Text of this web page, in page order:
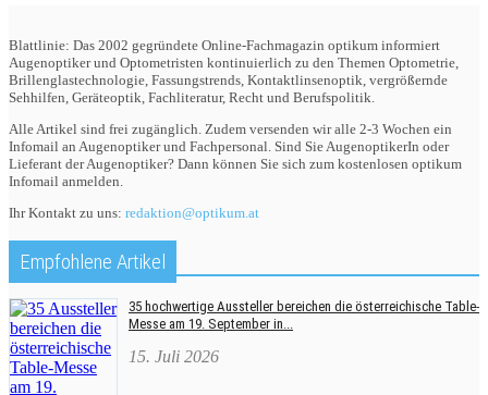
Blattlinie: Das 2002 gegründete Online-Fachmagazin optikum informiert
Augenoptiker und Optometristen kontinuierlich zu den Themen Optometrie,
Brillenglastechnologie, Fassungstrends, Kontaktlinsenoptik, vergrößernde
Sehhilfen, Geräteoptik, Fachliteratur, Recht und Berufspolitik.
Alle Artikel sind frei zugänglich. Zudem versenden wir alle 2-3 Wochen ein
Infomail an Augenoptiker und Fachpersonal. Sind Sie AugenoptikerIn oder
Lieferant der Augenoptiker? Dann können Sie sich zum kostenlosen optikum
Infomail anmelden.
Ihr Kontakt zu uns: redaktion@optikum.at
Empfohlene Artikel
35 hochwertige Aussteller bereichen die österreichische Table-
Messe am 19. September in...
15. Juli 2026